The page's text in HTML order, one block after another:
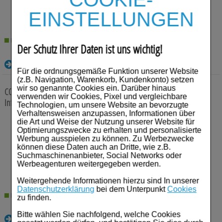
EINSTELLUNGEN
Der Schutz Ihrer Daten ist uns wichtig!
Für die ordnungsgemäße Funktion unserer Website
(z.B. Navigation, Warenkorb, Kundenkonto) setzen
wir so genannte Cookies ein. Darüber hinaus
verwenden wir Cookies, Pixel und vergleichbare
Technologien, um unsere Website an bevorzugte
Verhaltensweisen anzupassen, Informationen über
die Art und Weise der Nutzung unserer Website für
Optimierungszwecke zu erhalten und personalisierte
Werbung ausspielen zu können. Zu Werbezwecke
können diese Daten auch an Dritte, wie z.B.
Suchmaschinenanbieter, Social Networks oder
Werbeagenturen weitergegeben werden.
Weitergehende Informationen hierzu sind In unserer
Datenschutzerklärung bei dem Unterpunkt Cookies
zu finden.
Bitte wählen Sie nachfolgend, welche Cookies
18,16 €¹
Lieferzeit 2-5 Werktage
COTRIM-ratiopharm 400mg/5ml + 80mg/5ml K.H.Inf.-L.5 St
Infusions-Lösungskonzentrat
Anbieter: ratiopharm GmbH
Einheit: 5 St
Darreichungsform: Infusions-
Lösungskonzentrat
PZN: 17550615
25,18€¹
Lieferzeit 2-5 Werktage
Details